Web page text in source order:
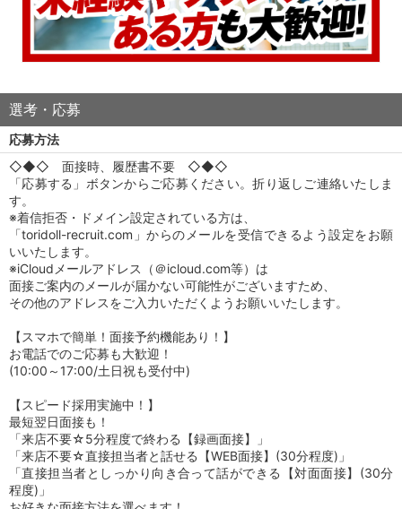
選考・応募
応募方法
◇◆◇ 面接時、履歴書不要 ◇◆◇
「応募する」ボタンからご応募ください。折り返しご連絡いたしま
す。
※着信拒否・ドメイン設定されている方は、
「toridoll-recruit.com」からのメールを受信できるよう設定をお願
いいたします。
※iCloudメールアドレス（＠icloud.com等）は
面接ご案内のメールが届かない可能性がございますため、
その他のアドレスをご入力いただくようお願いいたします。
【スマホで簡単！面接予約機能あり！】
お電話でのご応募も大歓迎！
(10:00～17:00/土日祝も受付中)
【スピード採用実施中！】
最短翌日面接も！
「来店不要☆5分程度で終わる【録画面接】」
「来店不要☆直接担当者と話せる【WEB面接】(30分程度)」
「直接担当者としっかり向き合って話ができる【対面面接】(30分
程度)」